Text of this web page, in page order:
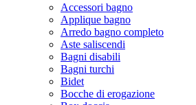
Accessori bagno
Applique bagno
Arredo bagno completo
Aste saliscendi
Bagni disabili
Bagni turchi
Bidet
Bocche di erogazione